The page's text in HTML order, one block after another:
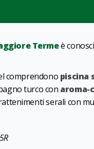
Termeè
comprendono piscina
turco con aroma-
serali con